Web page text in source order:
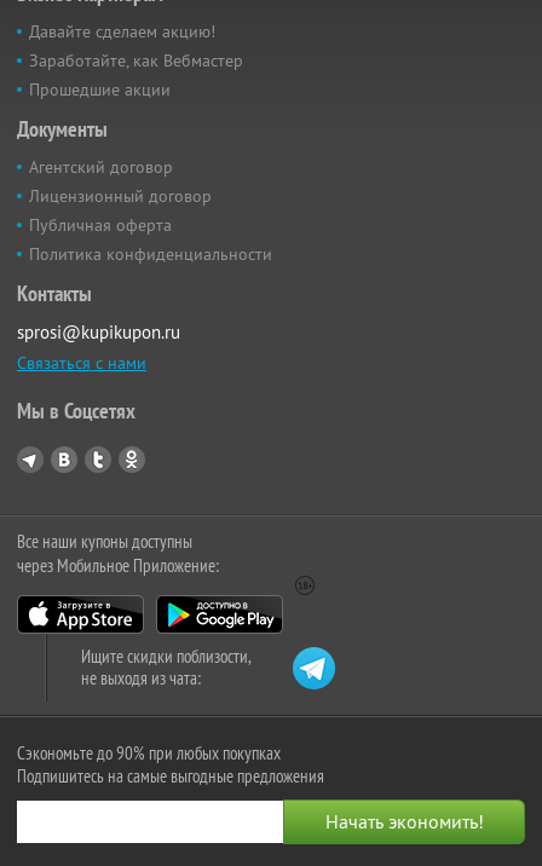
Давайте сделаем акцию!
Заработайте, как Вебмастер
Прошедшие акции
Документы
Агентский договор
Лицензионный договор
Публичная оферта
Политика конфиденциальности
Контакты
sprosi@kupikupon.ru
Связаться с нами
Мы в Соцсетях
Все наши купоны доступны
через Мобильное Приложение:
Ищите скидки поблизости,
не выходя из чата:
Сэкономьте до 90% при любых покупках
Подпишитесь на самые выгодные предложения